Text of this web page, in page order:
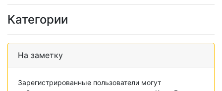
Категории
На заметку
Зарегистрированные пользователи могут